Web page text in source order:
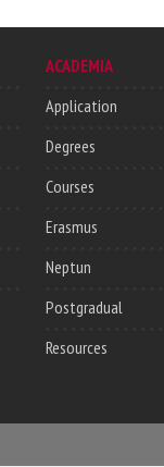
ACADEMIA
Application
Degrees
Courses
Erasmus
Neptun
Postgradual
Resources